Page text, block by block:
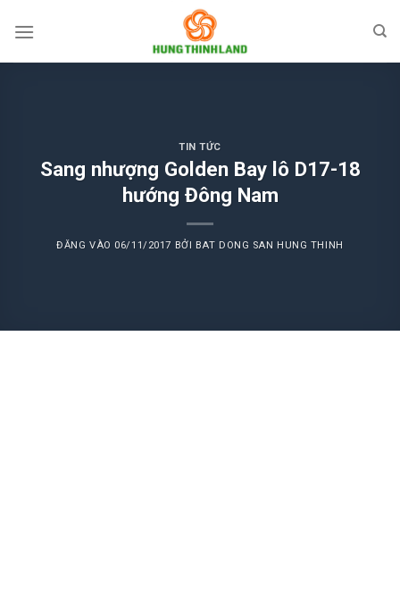
qua
TIN TỨC
Sang nhượng Golden Bay lô D17-18
hướng Đông Nam
ĐĂNG VÀO 06/11/2017 BỞI BAT DONG SAN HUNG THINH